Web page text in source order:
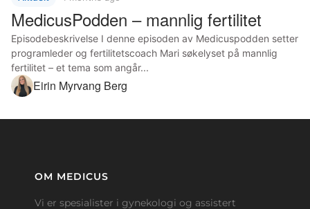
MedicusPodden – mannlig fertilitet
Episodebeskrivelse I denne episoden av Medicuspodden setter
programleder og fertilitetscoach Mari søkelyset på mannlig
fertilitet – et tema som angår...
Eirin Myrvang Berg
OM MEDICUS
Vi er spesialister i gynekologi og assistert